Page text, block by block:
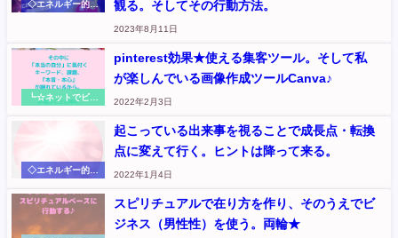
◇エネルギー的お
観る。そしてその行動方法。
2023年8月11日
┗☆ネットでビジ
pinterest効果★使える集客ツール。そして私
が楽しんでいる画像作成ツールCanva♪
2022年2月3日
◇エネルギー的お
起こっている出来事を視ることで成長点・転換
点に変えて行く。ヒントは降って来る。
2022年1月4日
スピリチュアルで在り方を作り、そのうえでビ
ジネス（男性性）を使う。両輪★